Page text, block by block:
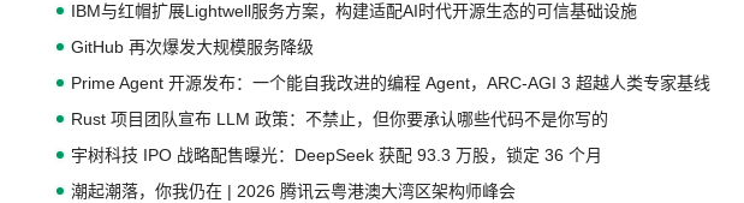
IBM与红帽扩展Lightwell服务方案，构建适配AI时代开源生态的可信基础设施
GitHub 再次爆发大规模服务降级
Prime Agent 开源发布：一个能自我改进的编程 Agent，ARC-AGI 3 超越人类专家基线
Rust 项目团队宣布 LLM 政策：不禁止，但你要承认哪些代码不是你写的
宇树科技 IPO 战略配售曝光：DeepSeek 获配 93.3 万股，锁定 36 个月
潮起潮落，你我仍在 | 2026 腾讯云粤港澳大湾区架构师峰会